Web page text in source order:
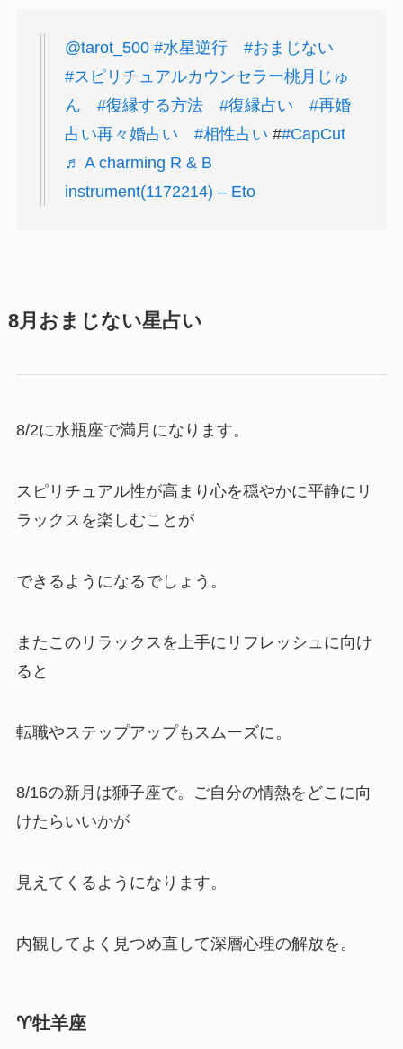
@tarot_500 #水星逆行
#おまじない
#スピリチュアルカウンセラー桃月じゅ
ん
#復縁する方法 #復縁占い
#再婚
占い再々婚占い
#相性占い ##CapCut
♬ A charming R & B
instrument(1172214) – Eto
8月おまじない星占い
8/2に水瓶座で満月になります。
スピリチュアル性が高まり心を穏やかに平静にリ
ラックスを楽しむことが
できるようになるでしょう。
またこのリラックスを上手にリフレッシュに向け
ると
転職やステップアップもスムーズに。
8/16の新月は獅子座で。ご自分の情熱をどこに向
けたらいいかが
見えてくるようになります。
内観してよく見つめ直して深層心理の解放を。
♈️牡羊座